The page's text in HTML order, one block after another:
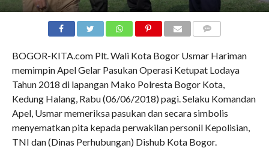
BOGOR-KITA.com Plt. Wali Kota Bogor Usmar Hariman
memimpin Apel Gelar Pasukan Operasi Ketupat Lodaya
Tahun 2018 di lapangan Mako Polresta Bogor Kota,
Kedung Halang, Rabu (06/06/2018) pagi. Selaku Komandan
Apel, Usmar memeriksa pasukan dan secara simbolis
menyematkan pita kepada perwakilan personil Kepolisian,
TNI dan (Dinas Perhubungan) Dishub Kota Bogor.